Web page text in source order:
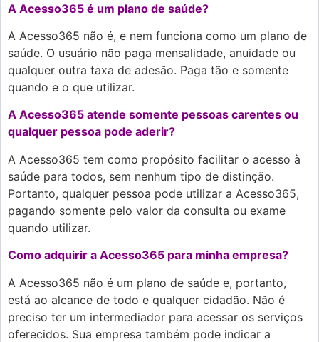
A Acesso365 é um plano de saúde?
A Acesso365 não é, e nem funciona como um plano de
saúde. O usuário não paga mensalidade, anuidade ou
qualquer outra taxa de adesão. Paga tão e somente
quando e o que utilizar.
A Acesso365 atende somente pessoas carentes ou
qualquer pessoa pode aderir?
A Acesso365 tem como propósito facilitar o acesso à
saúde para todos, sem nenhum tipo de distinção.
Portanto, qualquer pessoa pode utilizar a Acesso365,
pagando somente pelo valor da consulta ou exame
quando utilizar.
Como adquirir a Acesso365 para minha empresa?
A Acesso365 não é um plano de saúde e, portanto,
está ao alcance de todo e qualquer cidadão. Não é
preciso ter um intermediador para acessar os serviços
oferecidos. Sua empresa também pode indicar a